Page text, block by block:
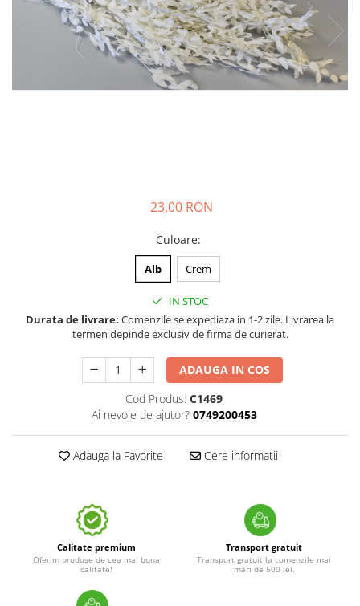
23,00 RON
Culoare:
Alb Crem
IN STOC
Durata de livrare: Comenzile se expediaza in 1-2 zile. Livrarea la
termen depinde exclusiv de firma de curierat.
ADAUGA IN COS
Cod Produs: C1469
Ai nevoie de ajutor? 0749200453
Adauga la Favorite Cere informatii
Calitate premium
Oferim produse de cea mai buna
calitate!
Transport gratuit
Transport gratuit la comenzile mai
mari de 500 lei.